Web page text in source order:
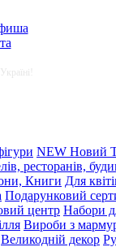
NEW Новий
ресторанів,
Книги Для
Подарунковий
центр Набори
Вироби з
Великодній декор